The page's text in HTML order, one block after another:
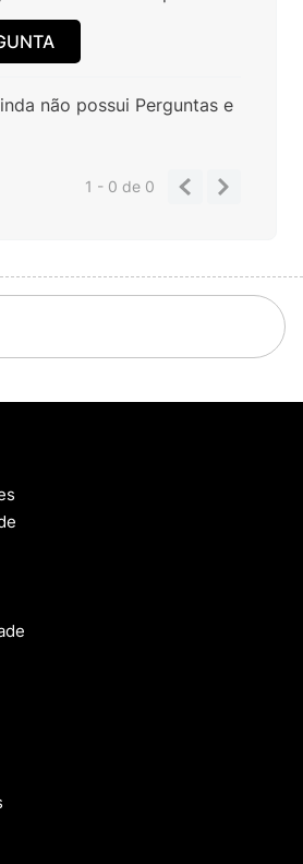
não possui Perguntas e
1 - 0de 0